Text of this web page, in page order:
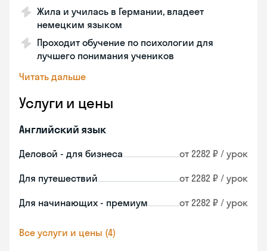
Жила и училась в Германии, владеет
немецким языком
Проходит обучение по психологии для
лучшего понимания учеников
Читать дальше
Услуги и цены
Английский язык
Деловой - для бизнеса от 2282 ₽ / урок
Для путешествий от 2282 ₽ / урок
Для начинающих - премиум от 2282 ₽ / урок
Все услуги и цены (4)